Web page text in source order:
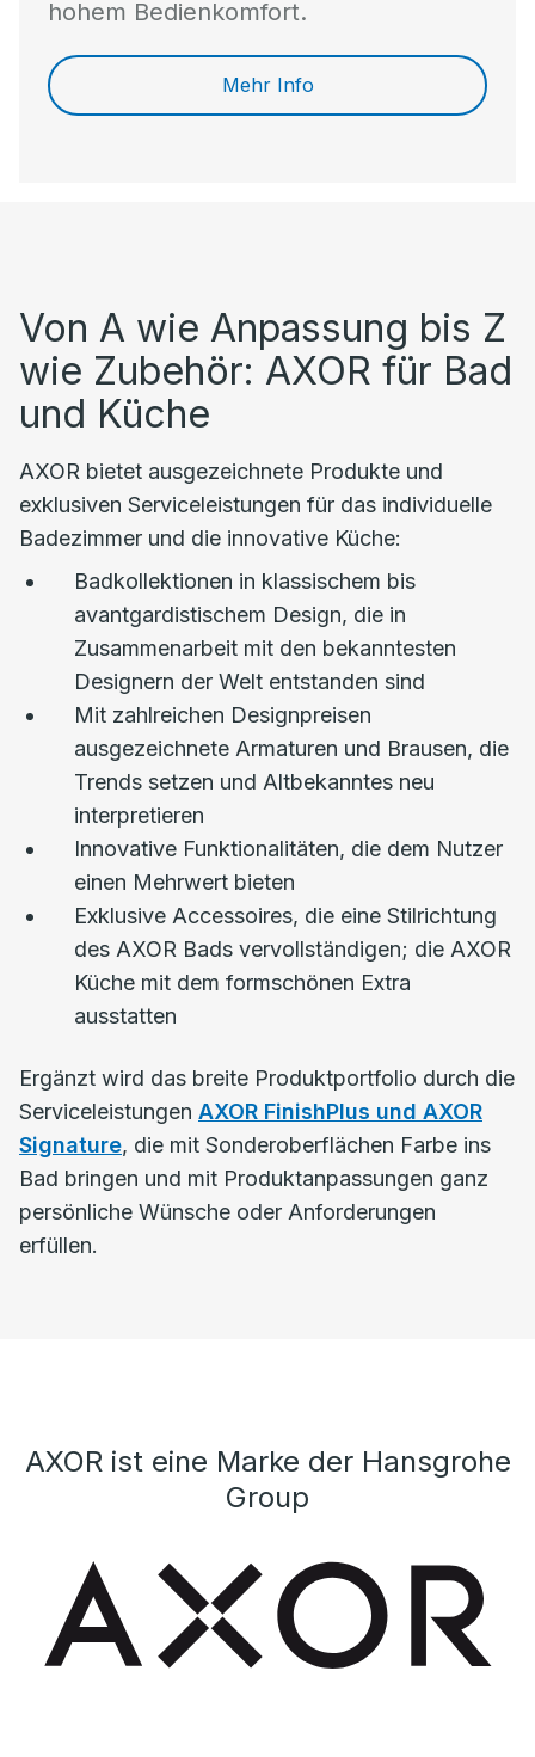
hohem Bedienkomfort.
Mehr Info
Von A wie Anpassung bis Z
wie Zubehör: AXOR für Bad
und Küche
AXOR bietet ausgezeichnete Produkte und
exklusiven Serviceleistungen für das individuelle
Badezimmer und die innovative Küche:
Badkollektionen in klassischem bis
avantgardistischem Design, die in
Zusammenarbeit mit den bekanntesten
Designern der Welt entstanden sind
Mit zahlreichen Designpreisen
ausgezeichnete Armaturen und Brausen, die
Trends setzen und Altbekanntes neu
interpretieren
Innovative Funktionalitäten, die dem Nutzer
einen Mehrwert bieten
Exklusive Accessoires, die eine Stilrichtung
des AXOR Bads vervollständigen; die AXOR
Küche mit dem formschönen Extra
ausstatten
Ergänzt wird das breite Produktportfolio durch die
Serviceleistungen AXOR FinishPlus und AXOR
Signature, die mit Sonderoberflächen Farbe ins
Bad bringen und mit Produktanpassungen ganz
persönliche Wünsche oder Anforderungen
erfüllen.
AXOR ist eine Marke der Hansgrohe
Group